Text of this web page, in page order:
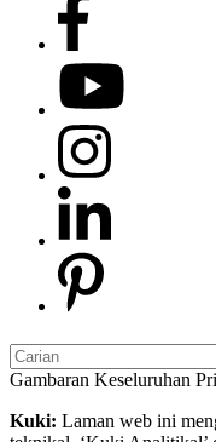
Gambaran Keseluruhan
Kuki: Laman web ini